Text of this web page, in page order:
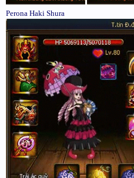
Perona Haki Shura